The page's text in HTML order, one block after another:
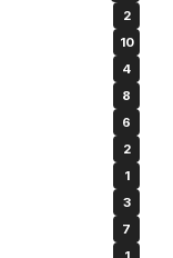
2
10
4
8
6
2
1
3
7